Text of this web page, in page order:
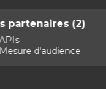
partenaires (2)
Mesure d'audience
2025pour les
Il cible
Observatoire de la